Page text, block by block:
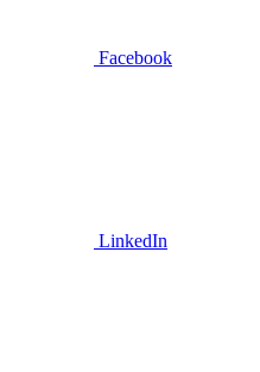
Facebook
LinkedIn